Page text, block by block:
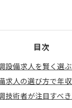
目次
設備求人を賢く選
求人の選び方で年
技術者が注目すべ